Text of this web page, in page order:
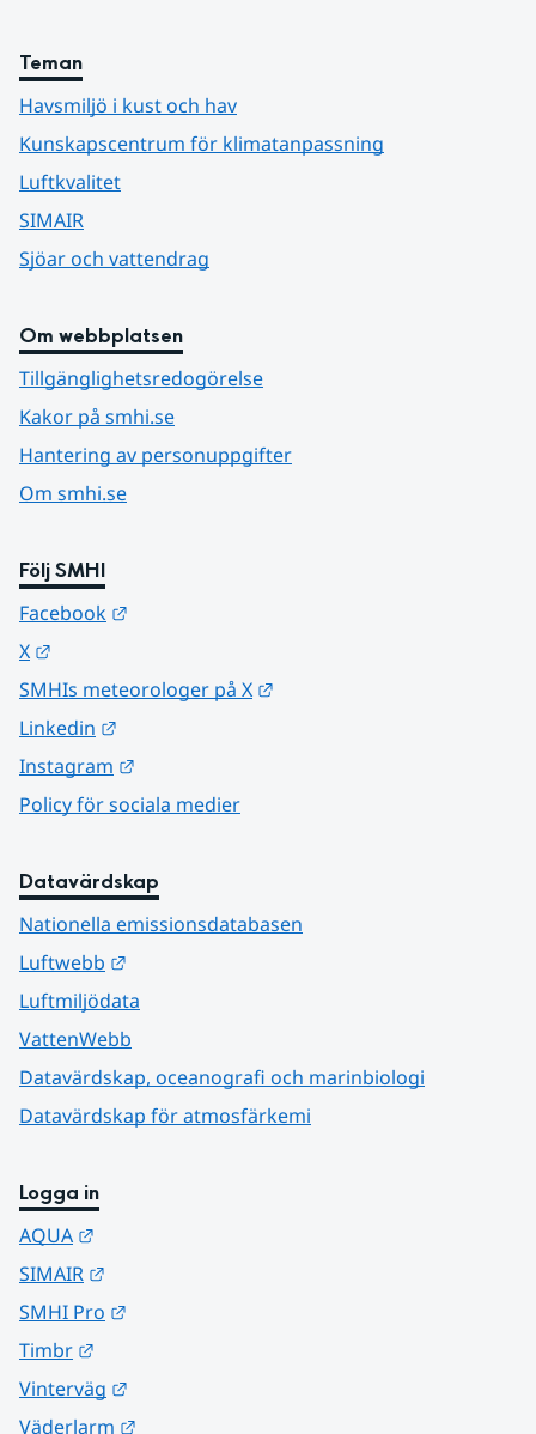
Teman
Havsmiljö i kust och hav
Kunskapscentrum för klimatanpassning
Luftkvalitet
SIMAIR
Sjöar och vattendrag
Om webbplatsen
Tillgänglighetsredogörelse
Kakor på smhi.se
Hantering av personuppgifter
Om smhi.se
Följ SMHI
Facebook
X
SMHIs meteorologer på X
Linkedin
Instagram
Policy för sociala medier
Datavärdskap
Nationella emissionsdatabasen
Luftwebb
Luftmiljödata
VattenWebb
Datavärdskap, oceanografi och marinbiologi
Datavärdskap för atmosfärkemi
Logga in
AQUA
SIMAIR
SMHI Pro
Timbr
Vinterväg
Väderlarm